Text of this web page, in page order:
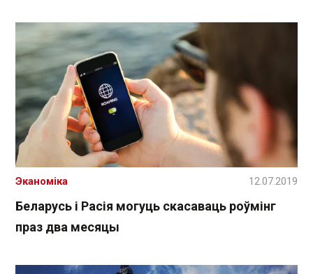
Беларусь і Расія могуць скасаваць роўмінг
праз два месяцы
Эканоміка 12.07.2019